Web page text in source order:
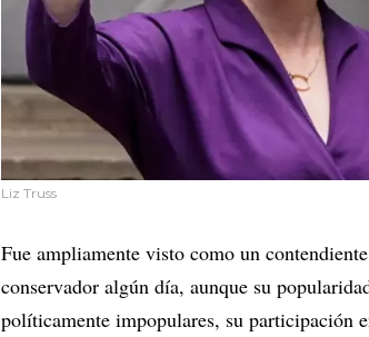
Liz Truss
Fue ampliamente visto como un
conservador algún día, aunque su
políticamente impopulares, su participación